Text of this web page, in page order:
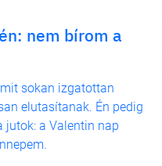
nem bírom a
sokan izgatottan
elutasítanak. Én pedig
jutok: a Valentin nap